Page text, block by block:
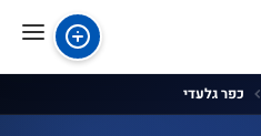
כפר גלעדי